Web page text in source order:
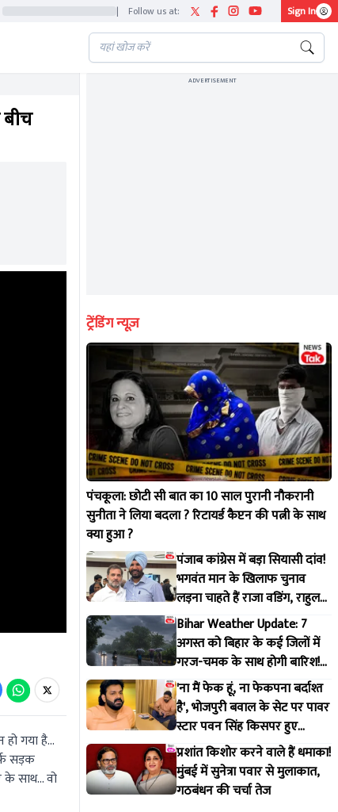
| Follow us at: Sign In
गया है...
सड़क
साथ... वो
ADVERTISEMENT
ट्रेंडिंग न्यूज़
पंचकूला: छोटी सी बात का 10 साल पुरानी नौकरानी
सुनीता ने लिया बदला ? रिटायर्ड कैप्टन की पत्नी के साथ
क्या हुआ ?
पंजाब कांग्रेस में बड़ा सियासी दांव!
भगवंत मान के खिलाफ चुनाव
लड़ना चाहते हैं राजा वडिंग, राहुल
गांधी से मांगी हरी झंडी
Bihar Weather Update: 7
अगस्त को बिहार के कई जिलों में
गरज-चमक के साथ होगी बारिश!
IMD ने जारी किया अलर्ट
'ना मैं फेक हूं, ना फेकपना बर्दाश्त
है', भोजपुरी बवाल के सेट पर पावर
स्टार पवन सिंह किसपर हुए
आगबबूला?
प्रशांत किशोर करने वाले हैं धमाका!
मुंबई में सुनेत्रा पवार से मुलाकात,
गठबंधन की चर्चा तेज